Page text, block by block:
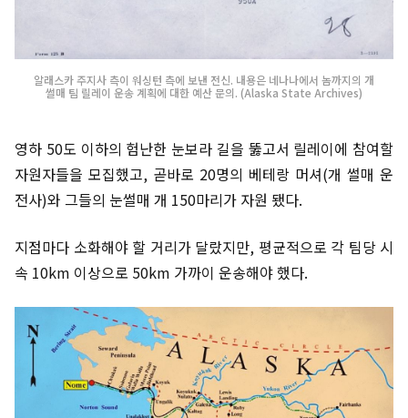
알래스카 주지사 측이 워싱턴 측에 보낸 전신. 내용은 네나나에서 놈까지의 개
썰매 팀 릴레이 운송 계획에 대한 예산 문의. (Alaska State Archives)
영하 50도 이하의 험난한 눈보라 길을 뚫고서 릴레이에 참여할
자원자들을 모집했고, 곧바로 20명의 베테랑 머셔(개 썰매 운
전사)와 그들의 눈썰매 개 150마리가 자원 됐다.
지점마다 소화해야 할 거리가 달랐지만, 평균적으로 각 팀당 시
속 10km 이상으로 50km 가까이 운송해야 했다.